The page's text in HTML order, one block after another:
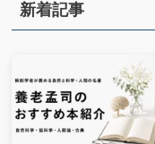
新着記事